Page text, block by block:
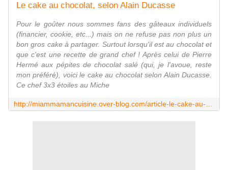
Le cake au chocolat, selon Alain Ducasse
Pour le goûter nous sommes fans des gâteaux individuels
(financier, cookie, etc...) mais on ne refuse pas non plus un
bon gros cake à partager. Surtout lorsqu'il est au chocolat et
que c'est une recette de grand chef ! Après celui de Pierre
Hermé aux pépites de chocolat salé (qui, je l'avoue, reste
mon préféré), voici le cake au chocolat selon Alain Ducasse.
Ce chef 3x3 étoiles au Miche